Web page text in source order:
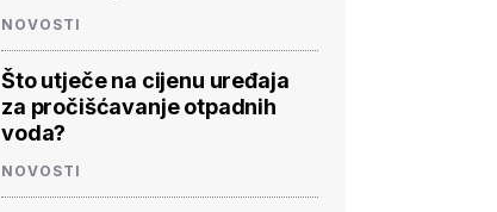
NOVOSTI
Što utječe na cijenu uređaja
za pročišćavanje otpadnih
voda?
NOVOSTI